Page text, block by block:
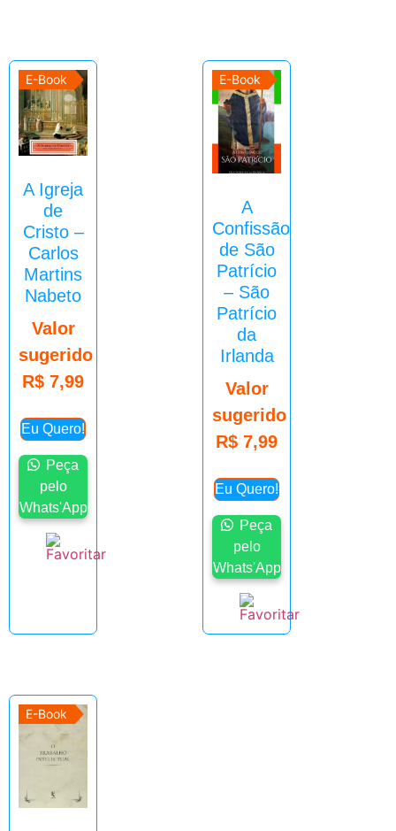
E-Book
A Igreja
de
Cristo –
Carlos
Martins
Nabeto
Valor
sugerido
R$ 7,99
Eu Quero!
Peça
pelo
Whats'App
E-Book
A
Confissão
de São
Patrício
– São
Patrício
da
Irlanda
Valor
sugerido
R$ 7,99
Eu Quero!
Peça
pelo
Whats'App
E-Book